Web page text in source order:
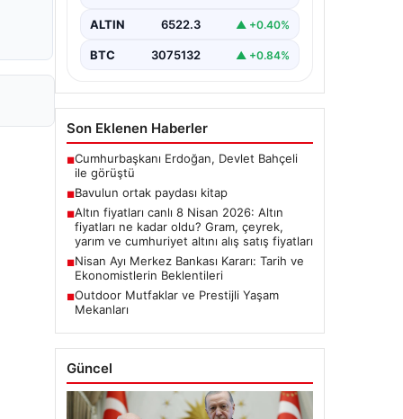
ALTIN 6522.3 ▲ +0.40%
BTC 3075132 ▲ +0.84%
Son Eklenen Haberler
■Cumhurbaşkanı Erdoğan, Devlet Bahçeli
ile görüştü
■Bavulun ortak paydası kitap
■Altın fiyatları canlı 8 Nisan 2026: Altın
fiyatları ne kadar oldu? Gram, çeyrek,
yarım ve cumhuriyet altını alış satış fiyatları
■Nisan Ayı Merkez Bankası Kararı: Tarih ve
Ekonomistlerin Beklentileri
■Outdoor Mutfaklar ve Prestijli Yaşam
Mekanları
Güncel